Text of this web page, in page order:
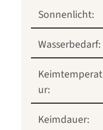
Sonnenlicht:
Wasserbedarf:
Keimtemperat
ur:
Keimdauer: